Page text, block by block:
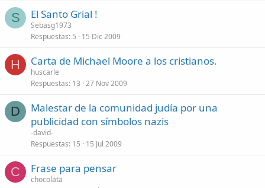
S El Santo Grial !
Sebasg1973
Respuestas 5 15 Dic 2009
H Carta de Michael Moore a los cristianos.
huscarle
Respuestas 13 27 Nov 2009
D
Malestar de la comunidad judía por una
publicidad con símbolos nazis
-david-
Respuestas 15 15 Jul 2009
C Frase para pensar
chocolata